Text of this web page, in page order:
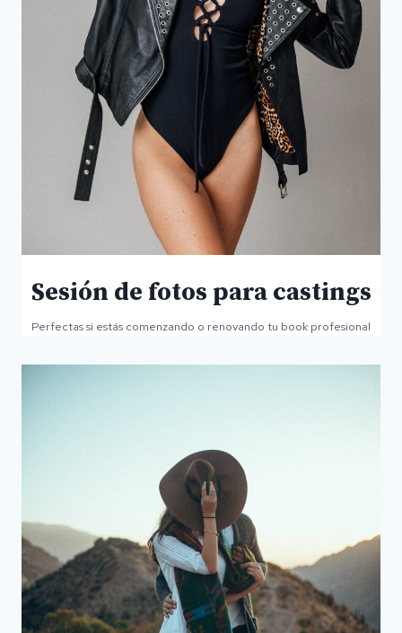
Sesión de fotos para castings
Perfectas si estás comenzando o renovando tu book profesional